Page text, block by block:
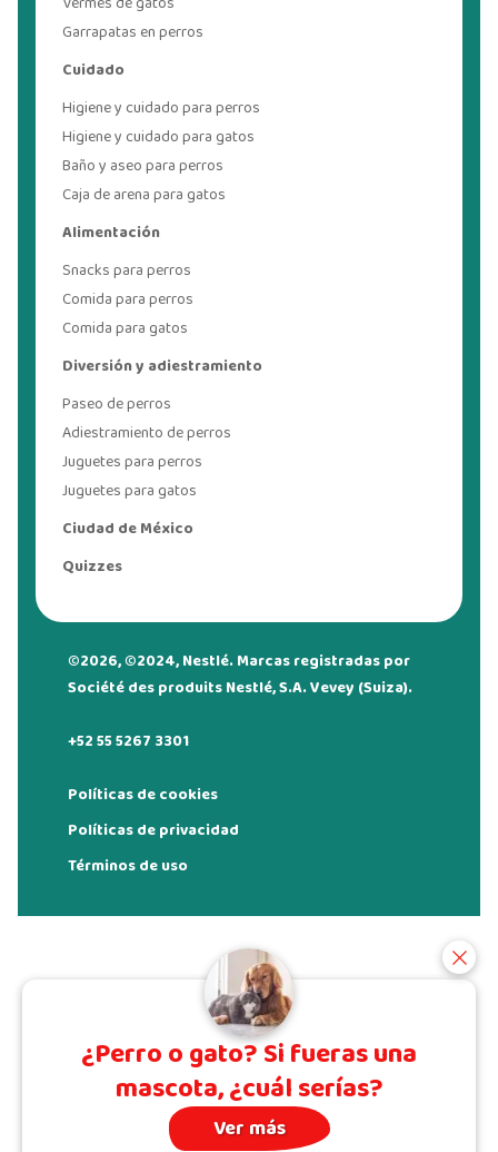
¿Perro o gato? Si fueras una
mascota, ¿cuál serías?
Ver más
Garrapatas en perros
Cuidado
Higiene y cuidado para perros
Higiene y cuidado para gatos
Baño y aseo para perros
Caja de arena para gatos
Alimentación
Snacks para perros
Comida para perros
Comida para gatos
Diversión y adiestramiento
Paseo de perros
Adiestramiento de perros
Juguetes para perros
Juguetes para gatos
Ciudad de México
Quizzes
©2026, ©2024, Nestlé. Marcas registradas por
Société des produits Nestlé, S.A. Vevey (Suiza).
+52 55 5267 3301
Políticas de cookies
Políticas de privacidad
Términos de uso